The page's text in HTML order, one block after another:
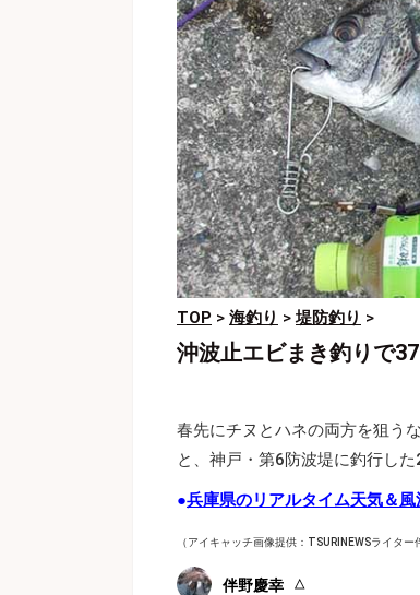
TOP > 海釣り >堤防釣り >
沖波止エビまき釣りで
春先にチヌとハネの両方を狙う
と、神戸・第6防波堤に釣行した
●兵庫県のリアルタイム天気＆風
（アイキャッチ画像提供：TSURINEWSライター
伴野慶幸